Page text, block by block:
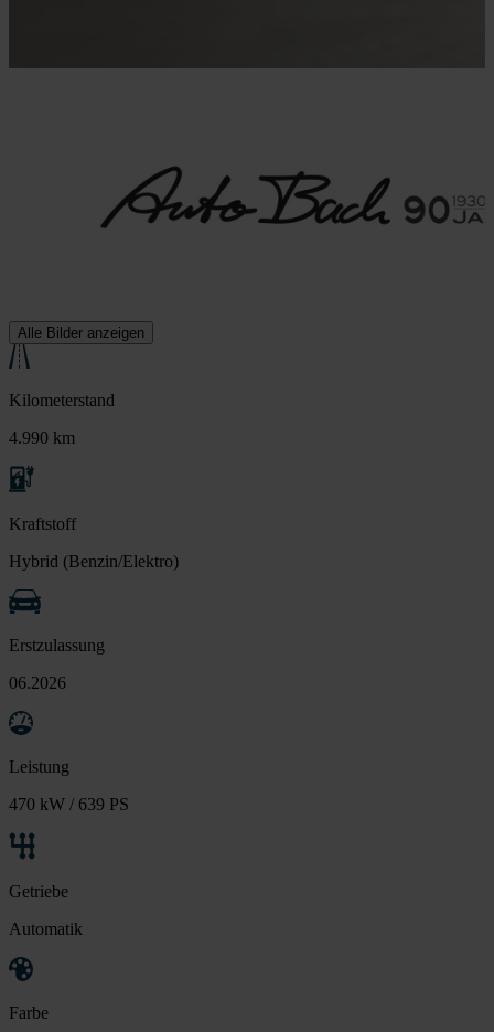
Alle Bilder anzeigen
Kilometerstand
4.990 km
Kraftstoff
Hybrid (Benzin/Elektro)
Erstzulassung
06.2026
Leistung
470 kW / 639 PS
Getriebe
Automatik
Farbe